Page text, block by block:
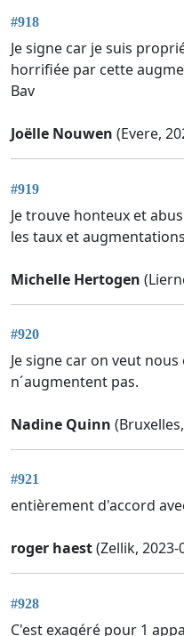
#918
Je signe car je suis
horrifiée par cette
Bav
Joëlle Nouwen (Evere,
#919
Je trouve honteux et
les taux et augmentations
Michelle Hertogen
#920
Je signe car on veut
n´augmentent pas.
Nadine Quinn
#921
entièrement d'accord
roger haest(Zellik, 2023-
#928
C'est exagéré pour 1